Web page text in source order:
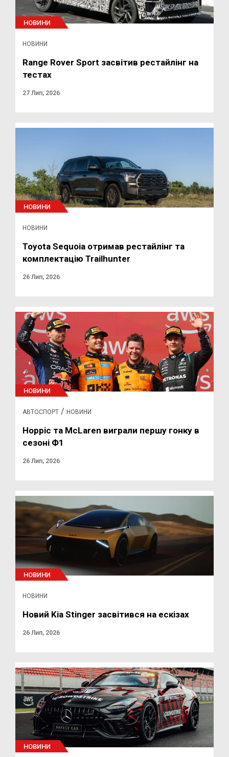
НОВИНИ
НОВИНИ
Range Rover Sport засвітив рестайлінг на
тестах
27 Лип, 2026
НОВИНИ
НОВИНИ
Toyota Sequoia отримав рестайлінг та
комплектацію Trailhunter
26 Лип, 2026
НОВИНИ
АВТОСПОРТ / НОВИНИ
Норріс та McLaren виграли першу гонку в
сезоні Ф1
26 Лип, 2026
НОВИНИ
НОВИНИ
Новий Kia Stinger засвітився на ескізах
26 Лип, 2026
НОВИНИ